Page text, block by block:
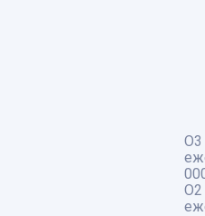
О3
О2